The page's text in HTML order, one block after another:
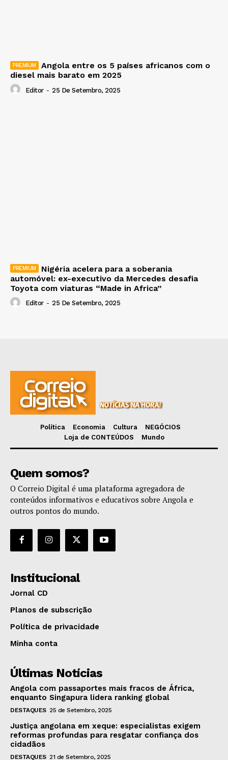
Angola entre os 5 países africanos com o
diesel mais barato em 2025
Editor - 25 De Setembro, 2025
Nigéria acelera para a soberania
automóvel: ex-executivo da Mercedes desafia
Toyota com viaturas “Made in Africa”
Editor - 25 De Setembro, 2025
Política Economia Cultura
NEGÓCIOS
Loja de CONTEÚDOS
Mundo
Quem somos?
O Correio Digital é uma plataforma agregadora de
conteúdos informativos e educativos sobre Angola e
outros pontos do mundo.
Institucional
Jornal CD
Planos de subscrição
Política de privacidade
Minha conta
Últimas Notícias
Angola com passaportes mais fracos de África,
enquanto Singapura lidera ranking global
DESTAQUES 25 de Setembro, 2025
Justiça angolana em xeque: especialistas exigem
reformas profundas para resgatar confiança dos
cidadãos
DESTAQUES 21 de Setembro, 2025